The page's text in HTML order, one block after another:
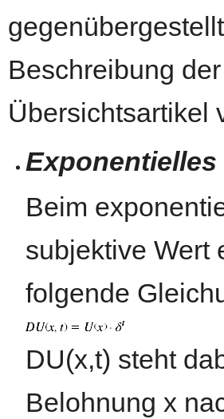
Beschreibung
Übersichtsartikel
Beim
subjektive Wert
folgende
DU(x,t) steht
Belohnung x